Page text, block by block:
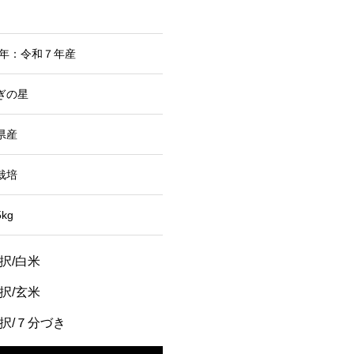
：令和７年産
の星
産
培
/白米
/玄米
/７分づき